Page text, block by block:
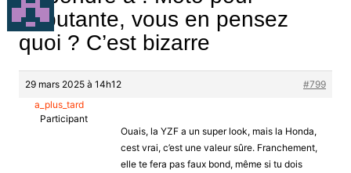
débutante, vous en pensez
quoi ? C’est bizarre
29 mars 2025 à 14h12
#799
a_plus_tard
Participant
Ouais, la YZF a un super look, mais la Honda,
cest vrai, c’est une valeur sûre. Franchement,
elle te fera pas faux bond, même si tu dois